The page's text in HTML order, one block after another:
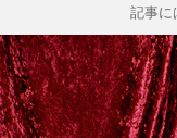
ト情報
アーティスト
記事に